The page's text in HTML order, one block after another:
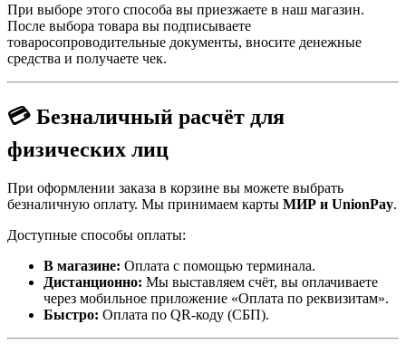
При выборе этого способа вы приезжаете в наш магазин.
После выбора товара вы подписываете
товаросопроводительные документы, вносите денежные
средства и получаете чек.
💳 Безналичный расчёт для
физических лиц
При оформлении заказа в корзине вы можете выбрать
безналичную оплату. Мы принимаем карты МИР и UnionPay.
Доступные способы оплаты:
В магазине: Оплата с помощью терминала.
Дистанционно: Мы выставляем счёт, вы оплачиваете
через мобильное приложение «Оплата по реквизитам».
Быстро: Оплата по QR-коду (СБП).